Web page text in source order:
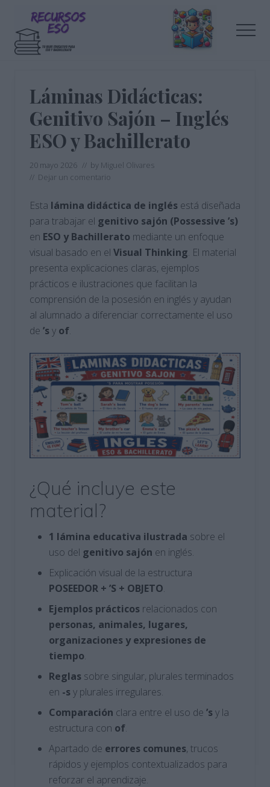
contenido
principal
barra
educación
Láminas Didácticas:
Genitivo Sajón – Inglés
ESO y Bachillerato
20 mayo 2026 // by Miguel Olivares
// Dejar un comentario
Esta lámina didáctica de inglés está diseñada
para trabajar el genitivo sajón (Possessive ’s)
en ESO y Bachillerato mediante un enfoque
visual basado en el Visual Thinking. El material
presenta explicaciones claras, ejemplos
prácticos e ilustraciones que facilitan la
comprensión de la posesión en inglés y ayudan
al alumnado a diferenciar correctamente el uso
de ’sy of.
¿Qué incluye este
material?
1 lámina educativa ilustrada sobre el
uso del genitivo sajón en inglés.
Explicación visual de la estructura
POSEEDOR + ’S + OBJETO.
Ejemplos prácticos relacionados con
personas, animales, lugares,
organizaciones y expresiones de
tiempo.
Reglas sobre singular, plurales terminados
en -sy plurales irregulares.
Comparación clara entre el uso de ’sy la
estructura con of.
Apartado de errores comunes, trucos
rápidos y ejemplos contextualizados para
reforzar el aprendizaje.